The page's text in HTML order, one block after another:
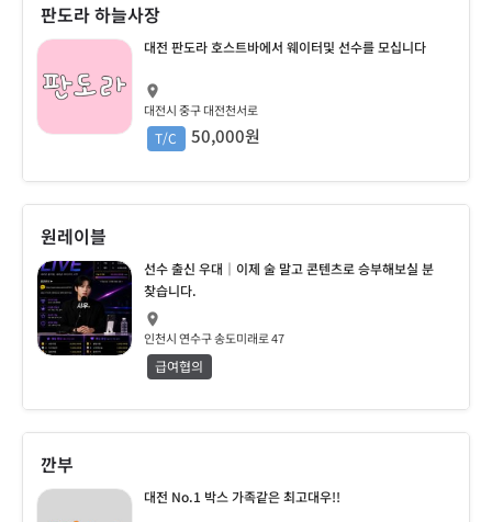
판도라 하늘사장
대전 판도라 호스트바에서 웨이터및 선수를 모십니다
대전시 중구 대전천서로
T/C 50,000원
원레이블
선수 출신 우대｜이제 술 말고 콘텐츠로 승부해보실 분
찾습니다.
인천시 연수구 송도미래로 47
급여협의
깐부
대전 No.1 박스 가족같은 최고대우!!